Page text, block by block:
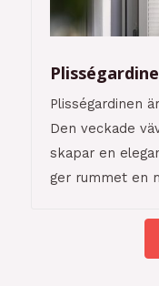
Plisségardinen
Den veckade
skapar en
ger rummet en